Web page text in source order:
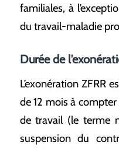
familiales, à
du travail-maladie
Durée de
L’exonération ZFRR
de 12 mois à
de travail (le terme
suspension du